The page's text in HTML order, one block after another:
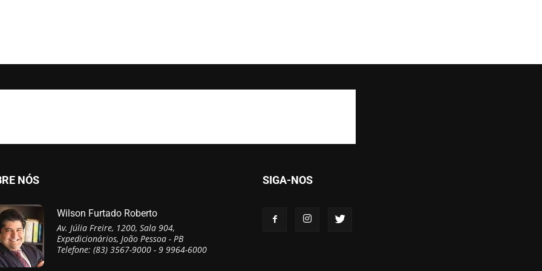
NÓS
Wilson Furtado Roberto
Av. Júlia Freire, 1200, Sala 904,
Expedicionários, João Pessoa - PB
Telefone: (83) 3567-9000 - 9 9964-6000
SIGA-NOS